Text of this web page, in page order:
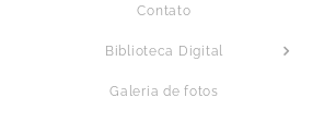
Contato
Biblioteca Digital
Galeria de fotos